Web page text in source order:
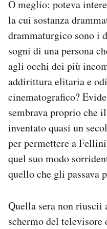
O meglio: poteva
la cui sostanza
drammaturgico sono i
sogni di una persona
agli occhi dei più
addirittura elitaria e
cinematografico?
sembrava proprio che
inventato quasi un
per permettere a
quel suo modo
quello che gli passava
Quella sera non
schermo del televisore